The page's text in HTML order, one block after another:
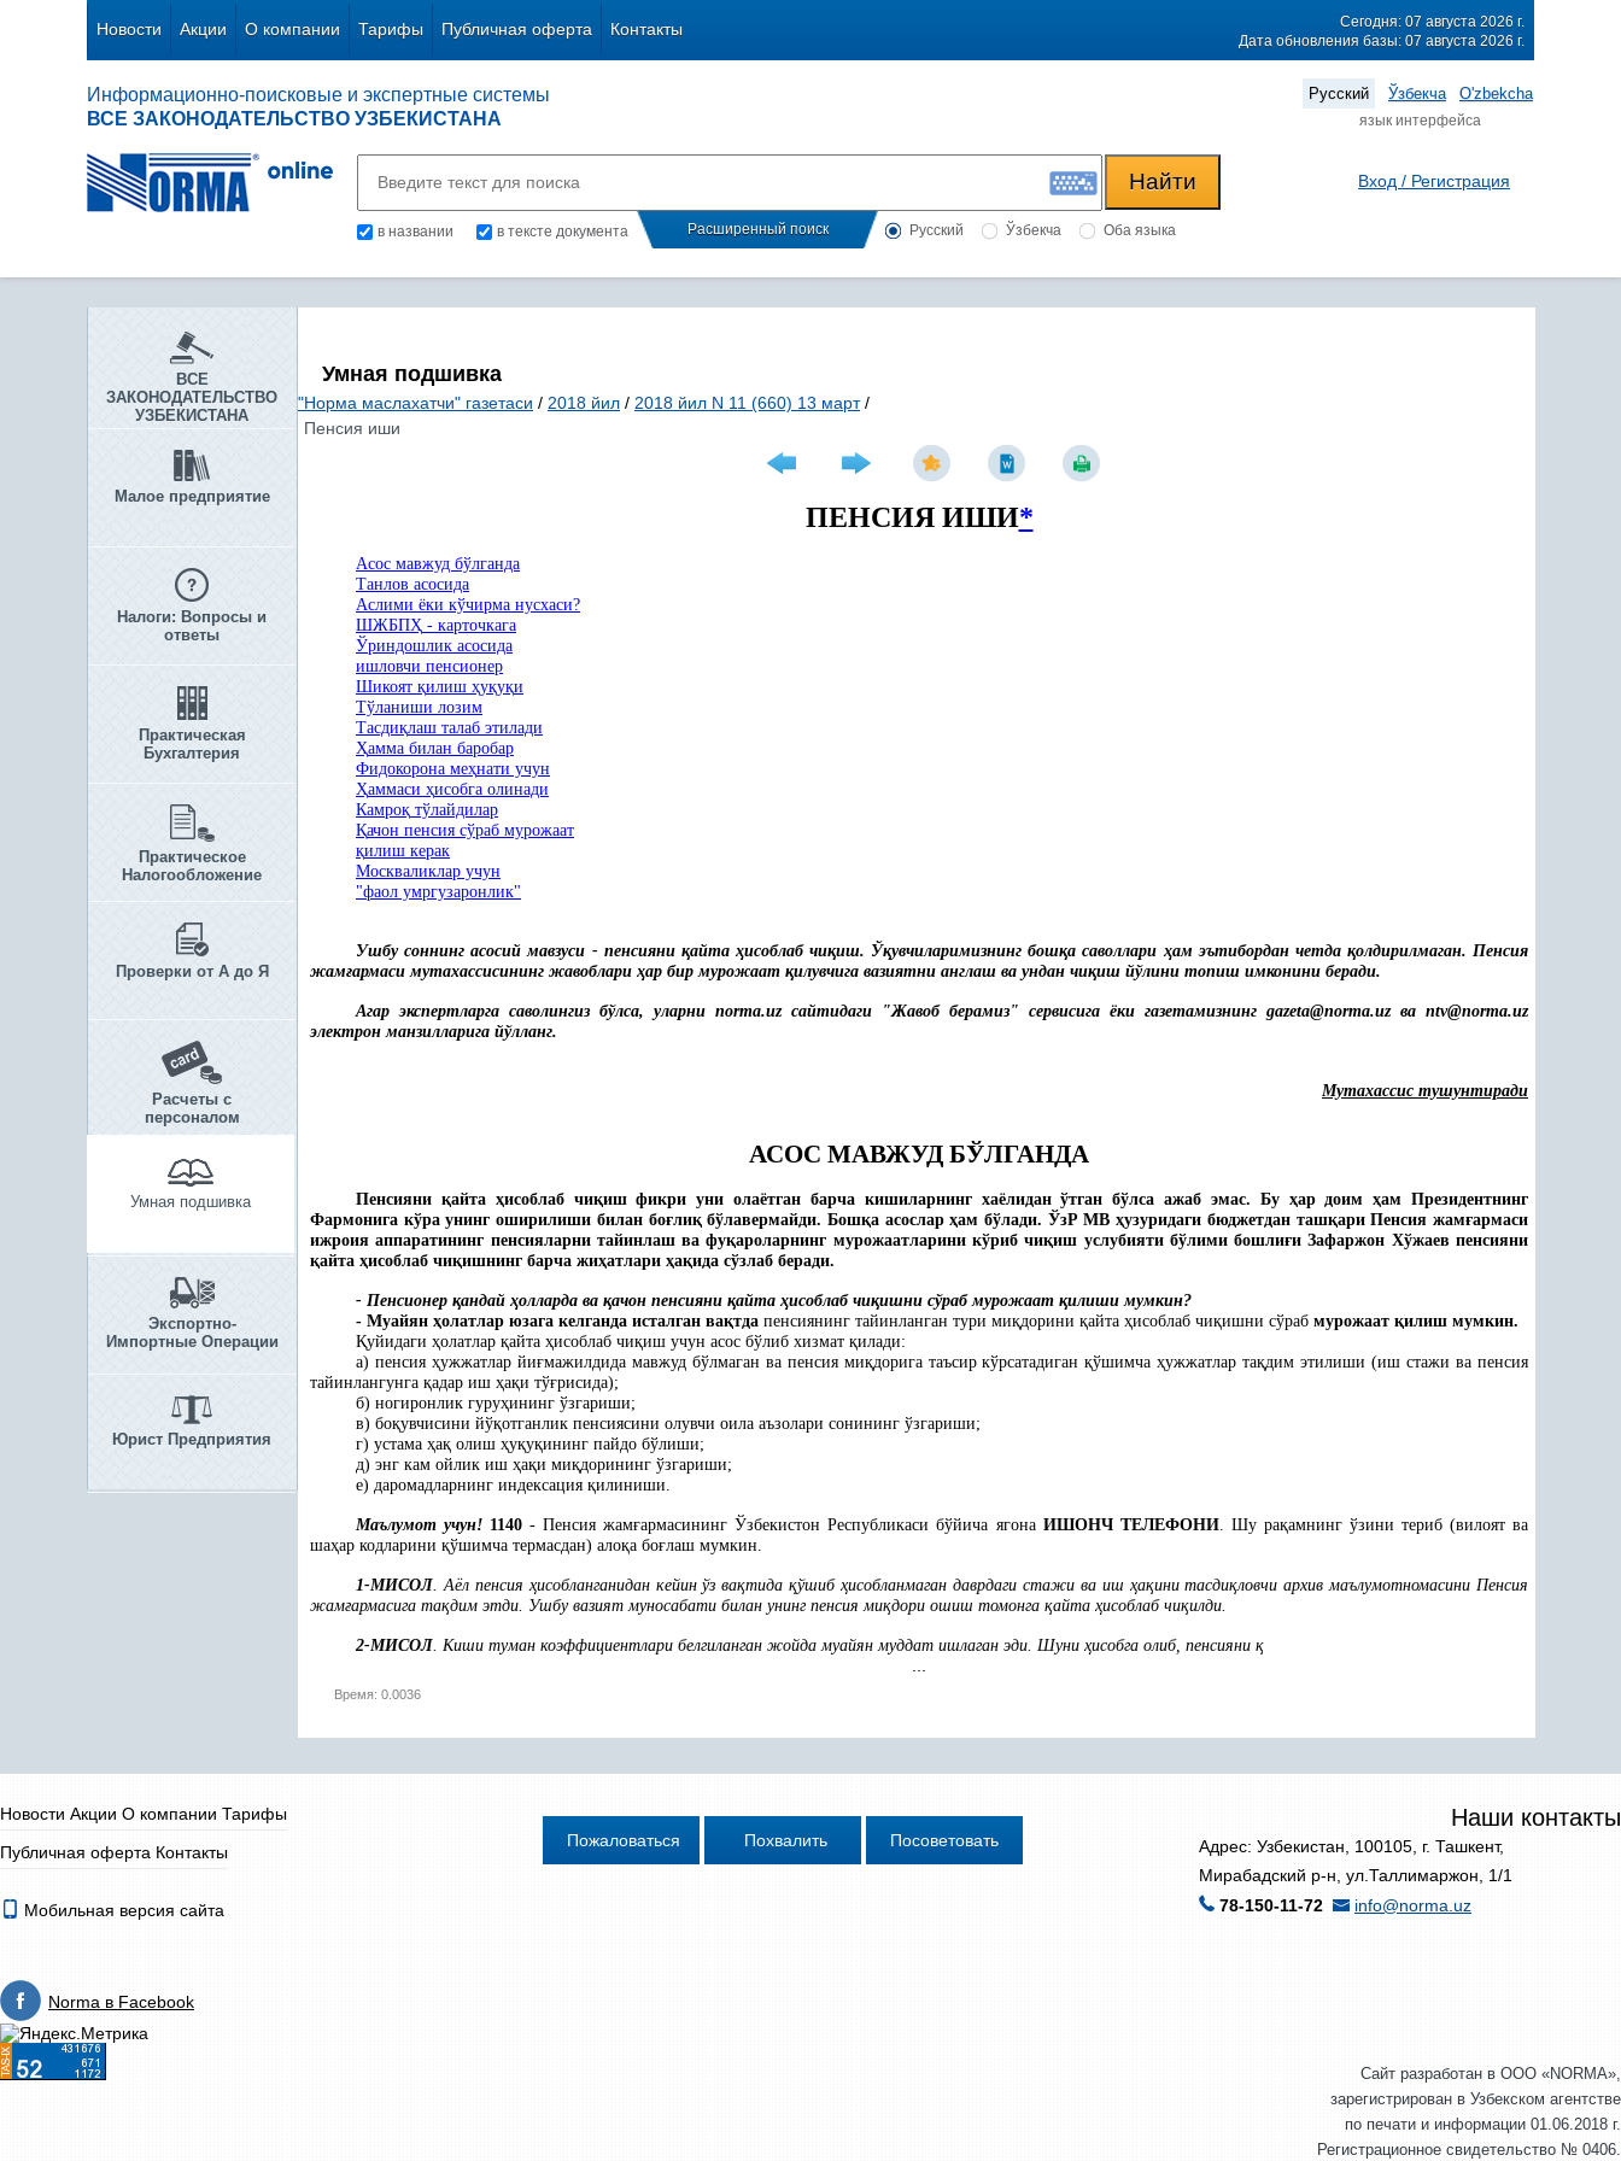
Новости Акции О компании Тарифы Публичная оферта Контакты
Сегодня: 07 августа 2026 г.
Дата обновления базы: 07 августа 2026 г.
Информационно-поисковые и экспертные системы
ВСЕ ЗАКОНОДАТЕЛЬСТВО УЗБЕКИСТАНА
Русский Ўзбекча O'zbekcha
язык интерфейса
в названии в тексте документа Расширенный поиск Русский Ўзбекча Оба языка
Вход / Регистрация
ВСЕ
ЗАКОНОДАТЕЛЬСТВО
УЗБЕКИСТАНА
Малое предприятие
Налоги: Вопросы и
ответы
Практическая
Бухгалтерия
Практическое
Налогообложение
Проверки от А до Я
Расчеты с
персоналом
Умная подшивка
Экспортно-
Импортные Операции
Юрист Предприятия
Умная подшивка
"Норма маслахатчи" газетаси / 2018 йил / 2018 йил N 11 (660) 13 март /
Пенсия иши
ПЕНСИЯ ИШИ*
Асос мавжуд бўлганда
Танлов асосида
Аслими ёки кўчирма нусхаси?
ШЖБПҲ - карточкага
Ўриндошлик асосида
ишловчи пенсионер
Шикоят қилиш ҳуқуқи
Тўланиши лозим
Тасдиқлаш талаб этилади
Ҳамма билан баробар
Фидокорона меҳнати учун
Ҳаммаси ҳисобга олинади
Камроқ тўлайдилар
Қачон пенсия сўраб мурожаат
қилиш керак
Москваликлар учун
"фаол умргузаронлик"
Ушбу соннинг асосий мавзуси - пенсияни қайта ҳисоблаб чиқиш. Ўқувчиларимизнинг бошқа саволлари ҳам эътибордан четда қолдирилмаган. Пенсия
жамғармаси мутахассисининг жавоблари ҳар бир мурожаат қилувчига вазиятни англаш ва ундан чиқиш йўлини топиш имконини беради.
Агар экспертларга саволингиз бўлса, уларни norma.uz сайтидаги "Жавоб берамиз" сервисига ёки газетамизнинг gazeta@norma.uz ва ntv@norma.uz
электрон манзилларига йўлланг.
Мутахассис тушунтиради
АСОС МАВЖУД БЎЛГАНДА
Пенсияни қайта ҳисоблаб чиқиш фикри уни олаётган барча кишиларнинг хаёлидан ўтган бўлса ажаб эмас. Бу ҳар доимҳам Президентнинг
Фармонига кўра унинг оширилиши билан боғлиқбўлавермайди. Бошқа асосларҳам бўлади. ЎзР МВҳузуридаги бюджетдан ташқари Пенсия жамғармаси
ижроия аппаратининг пенсияларни тайинлаш ва фуқароларнинг мурожаатларини кўриб чиқиш услубияти бўлими бошлиғи Зафаржон Хўжаев пенсияни
қайта ҳисоблаб чиқишнинг барча жиҳатлари ҳақида сўзлаб беради.
- Пенсионер қандай ҳолларда ва қачон пенсияни қайта ҳисоблаб чиқишни сўраб мурожаат қилиши мумкин?
- Муайян ҳолатлар юзага келганда исталган вақтда пенсиянинг тайинланган тури миқдорини қайта ҳисоблаб чиқишни сўраб мурожаат қилиш мумкин.
Қуйидаги ҳолатлар қайта ҳисоблаб чиқиш учун асос бўлиб хизмат қилади:
а) пенсия ҳужжатлар йиғмажилдида мавжуд бўлмаган ва пенсия миқдорига таъсир кўрсатадиганқўшимчаҳужжатлар тақдим этилиши (иш стажи ва пенсия
тайинлангунга қадар иш ҳақи тўғрисида);
б) ногиронлик гуруҳининг ўзгариши;
в) боқувчисини йўқотганлик пенсиясини олувчи оила аъзолари сонининг ўзгариши;
г) устама ҳақ олиш ҳуқуқининг пайдо бўлиши;
д) энг кам ойлик иш ҳақи миқдорининг ўзгариши;
е) даромадларнинг индексация қилиниши.
Маълумот учун! 1140 - Пенсия жамғармасининг Ўзбекистон Республикаси бўйича ягона ИШОНЧ ТЕЛЕФОНИ. Шу рақамнинг ўзини териб (вилоят ва
шаҳар кодларини қўшимча термасдан) алоқа боғлаш мумкин.
1-МИСОЛ. Аёл пенсия ҳисобланганидан кейин ўз вақтидақўшибҳисобланмаган даврдаги стажи ва иш ҳақини тасдиқловчи архив маълумотномасини Пенсия
жамғармасига тақдим этди. Ушбу вазият муносабати билан унинг пенсия миқдори ошиш томонга қайта ҳисоблаб чиқилди.
2-МИСОЛ. Киши туман коэффициентлари белгиланган жойда муайян муддат ишлаган эди. Шуни ҳисобга олиб, пенсияни қ
Время: 0.0036
Новости Акции О компании Тарифы
Публичная оферта Контакты
Наши контакты
Адрес: Узбекистан, 100105, г. Ташкент,
Мирабадский р-н, ул.Таллимаржон, 1/1
78-150-11-72
info@norma.uz
Мобильная версия сайта
Norma в Facebook
Сайт разработан в ООО «NORMA»,
зарегистрирован в Узбекском агентстве
по печати и информации 01.06.2018 г.
Регистрационное свидетельство № 0406.